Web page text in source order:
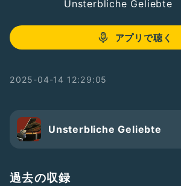
Unsterbliche Geliebte
アプリで聴く
2025-04-14 12:29:05
Unsterbliche Geliebte
過去の収録